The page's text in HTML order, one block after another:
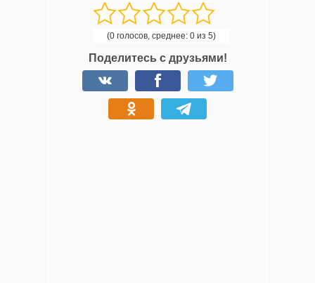
(0 голосов, среднее: 0 из 5)
Поделитесь с друзьями!